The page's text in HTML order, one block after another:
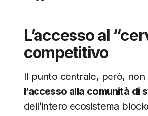
L’accesso al
competitivo
Il punto centrale, però,
l’accesso alla comunità di
dell’intero ecosistema